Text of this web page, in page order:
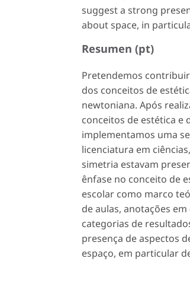
suggest a strong
about space, in
Resumen (pt)
Pretendemos
dos conceitos de
newtoniana. Após
conceitos de estética e
implementamos uma
licenciatura em
simetria estavam
ênfase no conceito de
escolar como marco
de aulas, anotações
categorias de
presença de aspectos
espaço, em particular